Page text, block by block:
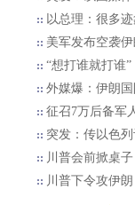
以总理：很多
美军发布空袭
“想打谁就打谁
外媒爆：伊朗
征召7万后备军
突发：传以色
川普会前掀桌
川普下令攻伊